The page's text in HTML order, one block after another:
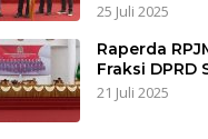
25 Juli 2025
Raperda
Fraksi DPRD
21 Juli 2025